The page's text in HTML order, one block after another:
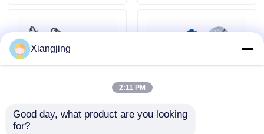
ব্লগ
শিল্প রোবট হাত
ফানুক ইন্ডাস্ট্রিয়াল রোবট R-
Xiangjing
2:11 PM
Good day, what product are you looking
for?